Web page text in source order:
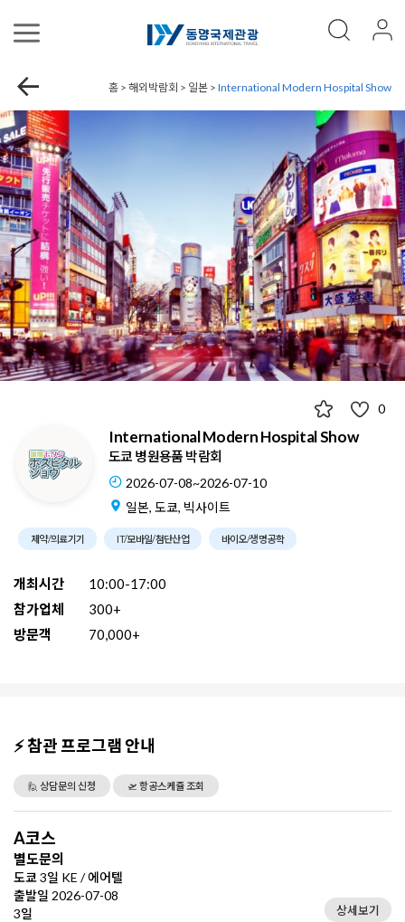
홈 > 해외박람회 > 일본 > International Modern Hospital Show
0
International Modern Hospital Show
도쿄 병원용품 박람회
2026-07-08~2026-07-10
일본, 도쿄, 빅사이트
제약/의료기기 IT/모바일/첨단산업 바이오/생명공학
개최시간
10:00-17:00
참가업체
300+
방문객
70,000+
⚡ 참관 프로그램 안내
🙋 상담문의 신청 🛫 항공스케쥴 조회
A코스
별도문의
도쿄 3일 KE / 에어텔
출발일 2026-07-08
3일
상세보기